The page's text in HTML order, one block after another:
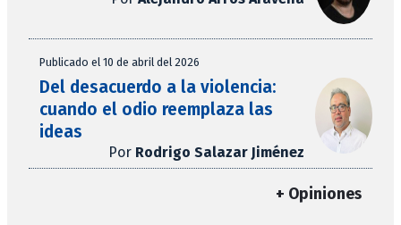
Publicado el 10 de abril del 2026
Del desacuerdo a la violencia:
cuando el odio reemplaza las
ideas
Por Rodrigo Salazar Jiménez
+ Opiniones